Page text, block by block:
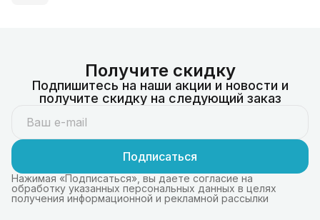
Получите скидку
Подпишитесь на наши акции и новости и
получите скидку на следующий заказ
Подписаться
Нажимая «Подписаться», вы даете согласие на
обработку указанных персональных данных в целях
получения информационной и рекламной рассылки